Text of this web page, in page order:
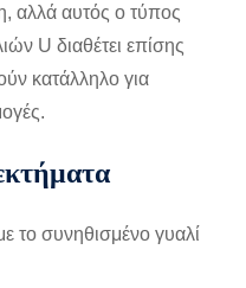
αλλά αυτός ο τύπος
U διαθέτει επίσης
κατάλληλο για
το συνηθισμένο γυαλί